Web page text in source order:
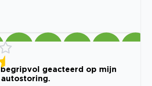
geacteerd op mijn